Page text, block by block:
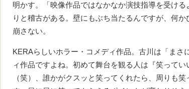
明かす。「映像作品ではなかなか演技指導を受け
りと稽古がある。壁にもぶち当たるんですが、何
崩さない。
KERAらしいホラー・コメディ作品。古川は「まさ
ィ作品ですよね。初めて舞台を観る人は『笑って
（笑）、誰かがクスッと笑ってくれたら、周りも